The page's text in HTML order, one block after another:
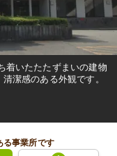
着いたたたずまいの建物
潔感のある外観です。
る事業所です